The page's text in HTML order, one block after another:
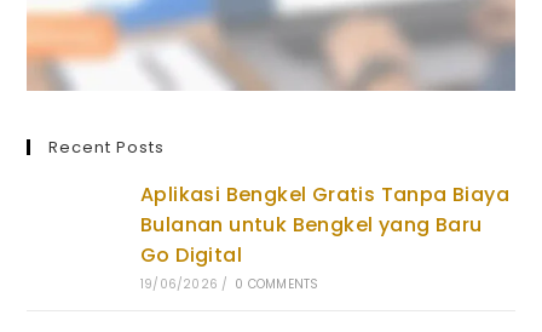
Recent Posts
Aplikasi Bengkel Gratis Tanpa Biaya
Bulanan untuk Bengkel yang Baru
Go Digital
19/06/2026 / 0 COMMENTS